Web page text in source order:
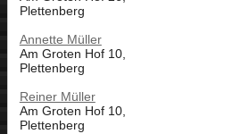
Plettenberg
Annette Müller
Am Groten Hof 10,
Plettenberg
Reiner Müller
Am Groten Hof 10,
Plettenberg